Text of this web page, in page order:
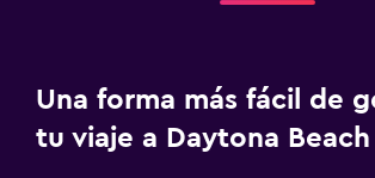
Una forma más fácil de
tu viaje a Daytona Beach